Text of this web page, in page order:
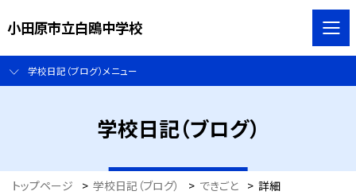
小田原市立白鴎中学校
学校日記（ブログ）メニュー
学校日記（ブログ）
トップページ > 学校日記（ブログ） > できごと > 詳細